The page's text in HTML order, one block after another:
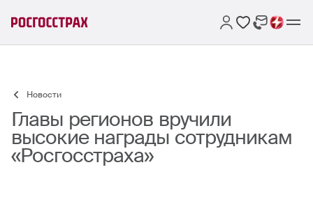
Новости
Главы регионов вручили
высокие награды сотрудникам
«Росгосстраха»